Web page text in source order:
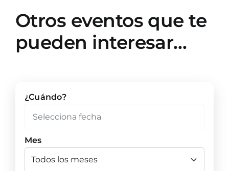
Otros eventos que te
pueden interesar…
¿Cuándo?
Mes